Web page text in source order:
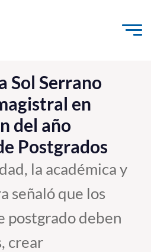
al contenido
e Innovación
Sol Serrano
en
del año
Postgrados
la académica y
señaló que los
postgrado deben
crear